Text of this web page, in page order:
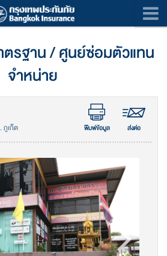
รฐาน / ศูนย์ซ่อมตัวแทน
จำหน่าย
ภูเก็ต พิมพ์ข้อมูล ส่งต่อ